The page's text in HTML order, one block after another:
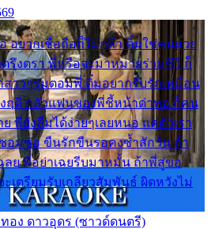
อยากเชื่อถือก็ไม่กล้า ติ๋มใช่คนสวย
รึงตรา พี่หรือจะมาหมายร่วมชีวี ก็
สาวๆรุมตอมพี่ ติ๋มอยากรับรักเหมือน
ฤดี กลัวแฟนของพี่ชี้หน้าด่าทอ ก็คน
พี่ยังลืมได้ง่ายๆเลยหนอ แค่ตัวเรา
อมซ่อ ขืนรักขืนรอคงช้ำสักวัน ถ้า
ลย พี่อย่าเฉยรีบมาหมั้น ถ้าพี่สู่ขอ
เตรียมรับเกลียวสัมพันธ์ ผิดหวังไม่
อง ดาวอุดร (ซาวด์ดนตรี)